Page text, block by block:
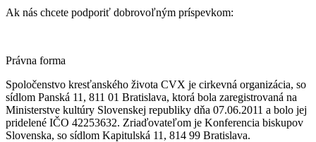
Ak nás chcete podporiť dobrovoľným príspevkom:
Právna forma
Spoločenstvo kresťanského života CVX je cirkevná organizácia, so
sídlom Panská 11, 811 01 Bratislava, ktorá bola zaregistrovaná na
Ministerstve kultúry Slovenskej republiky dňa 07.06.2011 a bolo jej
pridelené IČO 42253632. Zriaďovateľom je Konferencia biskupov
Slovenska, so sídlom Kapitulská 11, 814 99 Bratislava.